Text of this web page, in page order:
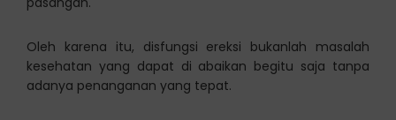
Oleh karena itu, disfungsi ereksi bukanlah masalah
kesehatan yang dapat di abaikan begitu saja tanpa
adanya penanganan yang tepat.